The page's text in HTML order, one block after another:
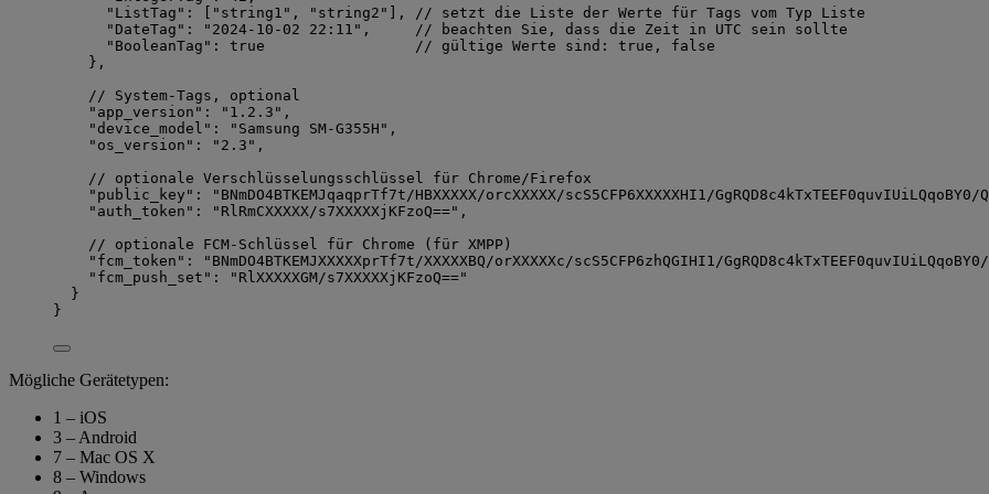
"ListTag" : [ " string1 " , " string2 " ], // setzt die Liste der Werte für Tags vom Typ Liste
"DateTag" : " 2024-10-02 22:11 " , // beachten Sie, dass die Zeit in UTC sein sollte
"BooleanTag" : true
// gültige Werte sind: true, false
},
// System-Tags, optional
"app_version" : " 1.2.3 " ,
"device_model" : " Samsung SM-G355H " ,
"os_version" : " 2.3 " ,
// optionale Verschlüsselungsschlüssel für Chrome/Firefox
"public_key" : " BNmDO4BTKEMJqaqprTf7t/HBXXXXX/orcXXXXX/scS5CFP6XXXXXHI1/GgRQD8c4kTxTEEF0quvIUiLQqoBY0/
"auth_token" : " RlRmCXXXXX/s7XXXXXjKFzoQ==" ,
// optionale FCM-Schlüssel für Chrome (für XMPP)
"fcm_token" : " BNmDO4BTKEMJXXXXXprTf7t/XXXXXBQ/orXXXXXc/scS5CFP6zhQGIHI1/
"fcm_push_set" : " RlXXXXXGM/s7XXXXXjKFzoQ=="
}
}
Mögliche Gerätetypen:
1 – iOS
3 – Android
7 – Mac OS X
8 – Windows